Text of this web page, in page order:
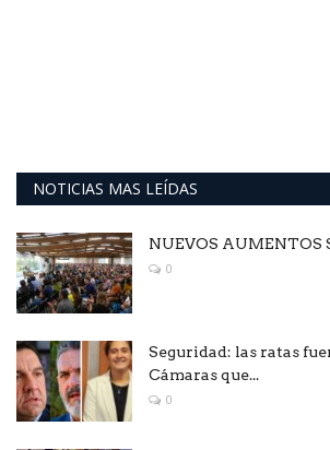
NOTICIAS MAS LEÍDAS
NUEVOS AUMENTOS
0
Seguridad: las ratas
Cámaras que...
0